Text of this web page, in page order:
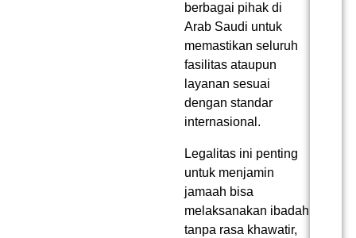
berbagai pihak di
Arab Saudi untuk
memastikan seluruh
fasilitas ataupun
layanan sesuai
dengan standar
internasional.
Legalitas ini penting
untuk menjamin
jamaah bisa
melaksanakan ibadah
tanpa rasa khawatir,